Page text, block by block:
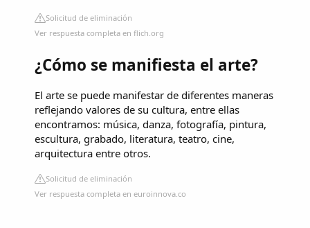
Solicitud de eliminación
Ver respuesta completa en flich.org
¿Cómo se manifiesta el arte?
El arte se puede manifestar de diferentes maneras
reflejando valores de su cultura, entre ellas
encontramos: música, danza, fotografía, pintura,
escultura, grabado, literatura, teatro, cine,
arquitectura entre otros.
Solicitud de eliminación
Ver respuesta completa en euroinnova.co